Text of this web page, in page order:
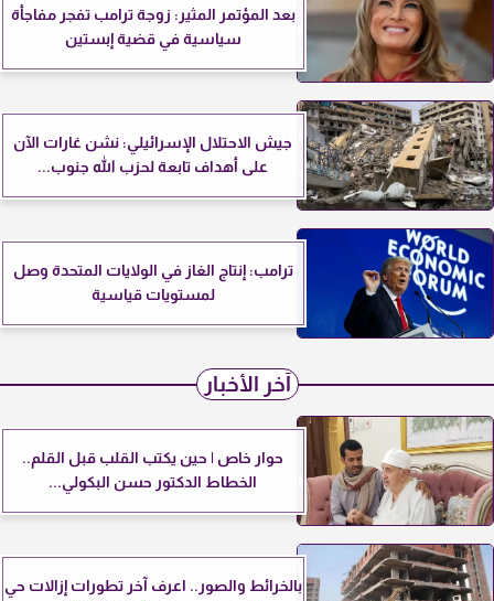
بعد المؤتمر المثير: زوجة ترامب تفجر مفاجأة
سياسية في قضية إبستين
جيش الاحتلال الإسرائيلي: نشن غارات الآن
على أهداف تابعة لحزب الله جنوب...
ترامب: إنتاج الغاز في الولايات المتحدة وصل
لمستويات قياسية
آخر الأخبار
حوار خاص | حين يكتب القلب قبل القلم..
الخطاط الدكتور حسن البكولي...
بالخرائط والصور.. اعرف آخر تطورات إزالات حي